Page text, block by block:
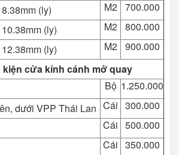
(ly) M2 700.000
(ly) M2 800.000
(ly) M2 900.000
kiện cửa kính cánh mở quay
Bộ 1.250.000
dưới VPP Thái Lan Cái 300.000
Cái 500.000
Cái 350.000